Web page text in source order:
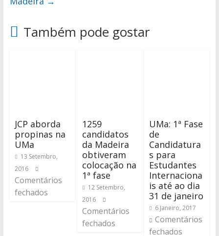
Também pode gostar
JCP aborda
propinas na
UMa
13 Setembro,
2016
Comentários
fechados
1259
candidatos
da Madeira
obtiveram
colocação na
1ª fase
12 Setembro,
2016
Comentários
fechados
UMa: 1ª Fase
de
Candidatura
s para
Estudantes
Internaciona
is até ao dia
31 de janeiro
6 Janeiro, 2017
Comentários
fechados